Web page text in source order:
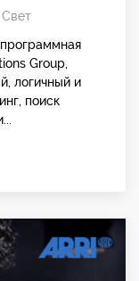
Свет
Group,
логичный и
поиск